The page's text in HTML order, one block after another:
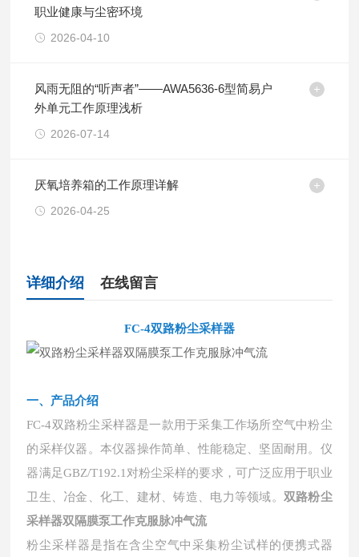
职业健康与尘密环境
2026-04-10
风雨无阻的“听声者”——AWA5636-6型简易户
外单元工作原理浅析
2026-07-14
厌氧培养箱的工作原理详解
2026-04-25
详细介绍 在线留言
FC-4双路粉尘采样器
一、 产品介绍
FC-4双路粉尘采样器是一款用于采集工作场所空气中粉尘
的采样仪器。本仪器操作简单、性能稳定、坚固耐用。仪
器满足GBZ/T192.1对粉尘采样的要求，可广泛应用于职业
卫生、冶金、化工、建材、铸造、电力等领域。 双路粉尘
采样器双隔膜泵工作克服脉冲气流
粉尘采样器是指在含尘空气中采集粉尘试样的便携式器